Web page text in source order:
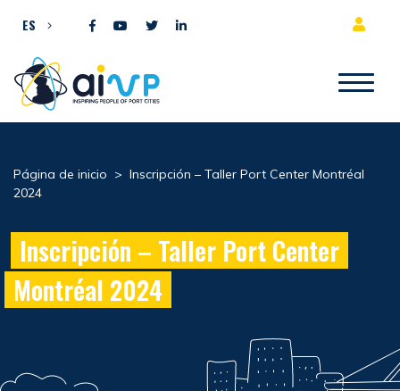
ES
Página de inicio > Inscripción – Taller Port Center Montréal
2024
Inscripción – Taller Port Center
Montréal 2024